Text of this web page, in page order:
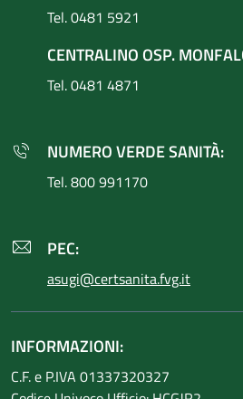
Tel. 0481 5921
CENTRALINO OSP.
Tel. 0481 4871
NUMERO VERDE SANITÀ:
Tel. 800 991170
PEC:
asugi@certsanita.fvg.it
INFORMAZIONI:
C.F. e P.IVA 01337320327